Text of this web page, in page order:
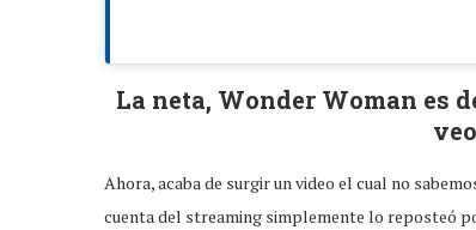
La neta, Wonder Woman es
Ahora, acaba de surgir un video el cual no
cuenta del streaming simplemente lo reposteó